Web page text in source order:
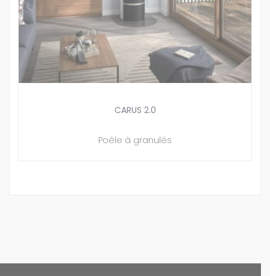
CARUS 2.0
Poêle à granulés